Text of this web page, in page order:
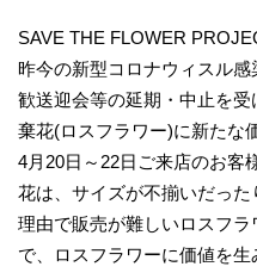
SAVE THE FLOWER
昨今の新型コロナウィスル
歓送迎会等の延期・中止を
棄花(ロスフラワー)に新たな
4月20日～22日ご来店のお客
花は、サイズが不揃いだっ
理由で販売が難しいロスフ
で、ロスフラワーに価値を生